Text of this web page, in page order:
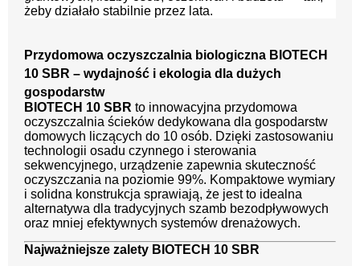
żeby działało stabilnie przez lata.
Przydomowa oczyszczalnia biologiczna BIOTECH
10 SBR – wydajność i ekologia dla dużych
gospodarstw
BIOTECH 10 SBR to innowacyjna przydomowa
oczyszczalnia ścieków dedykowana dla gospodarstw
domowych liczących do 10 osób. Dzięki zastosowaniu
technologii osadu czynnego i sterowania
sekwencyjnego, urządzenie zapewnia skuteczność
oczyszczania na poziomie 99%. Kompaktowe wymiary
i solidna konstrukcja sprawiają, że jest to idealna
alternatywa dla tradycyjnych szamb bezodpływowych
oraz mniej efektywnych systemów drenażowych.
Najważniejsze zalety BIOTECH 10 SBR